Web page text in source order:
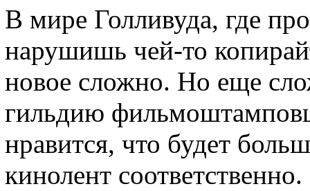
В мире Голливуда, где
нарушишь чей-то
новое сложно. Но еще
гильдию
нравится, что будет
кинолент соответственно.